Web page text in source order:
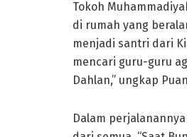
Tokoh
di rumah yang
menjadi santri dari
mencari guru-guru
Dahlan,” ungkap
Dalam